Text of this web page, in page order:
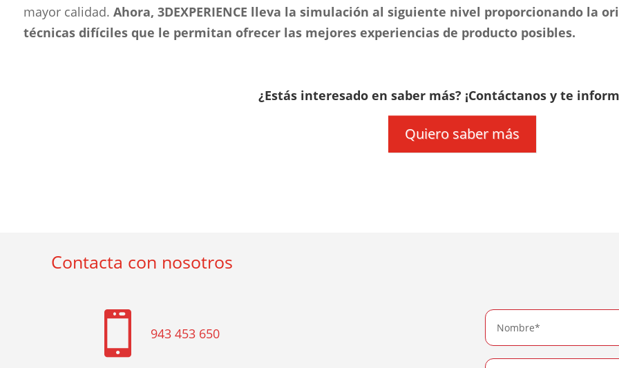
mayor calidad. Ahora, 3DEXPERIENCE lleva la simulación al siguiente nivel proporcionando la
técnicas difíciles que le permitan ofrecer las mejores experiencias de producto posibles.
¿Estás interesado en saber más? ¡Contáctanos y te
Quiero saber más
Contacta con nosotros
 943 453 650